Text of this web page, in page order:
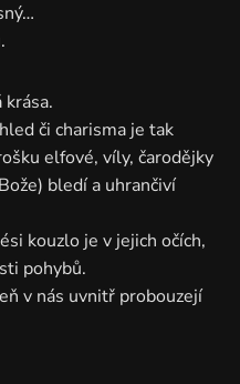
či charisma je tak
elfové, víly, čarodějky
bledí a uhrančiví
kouzlo je v jejich očích,
pohybů.
v nás uvnitř probouzejí